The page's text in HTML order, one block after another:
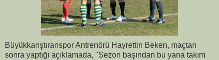
Büyükkarıştıranspor Antrenörü Hayrettin Beken, maçtan
sonra yaptığı açıklamada, "Sezon başından bu yana takım